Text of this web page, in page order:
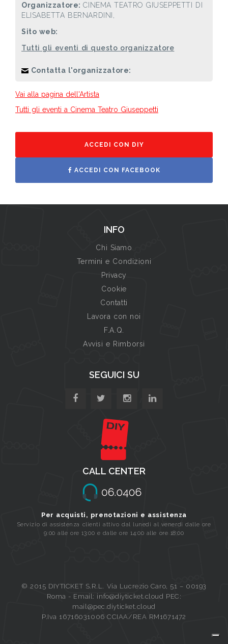
Organizzatore:CINEMA TEATRO GIUSEPPETTI DI
ELISABETTA BERNARDINI,
Sito web:
Tutti gli eventi di questo organizzatore
Contatta l'organizzatore:
Vai alla pagina dell'Artista
Tutti gli eventi a Cinema Teatro Giuseppetti
ACCEDI CON DIY
ACCEDI CON FACEBOOK
INFO
Chi Siamo
Termini e Condizioni
Privacy
Cookie
Contatti
Lavora con noi
F.A.Q.
Avvisi e Rimborsi
SEGUICI SU
CALL CENTER
Per acquisti, prenotazioni e assistenza
Servizio di assistenza clienti attivo dal lunedi al venerdi dalle ore
9:00 alle ore 13:00 e dalle ore 14:00 alle ore 18:00
© 2015 DIYTICKET S.R.L. Via Lucrezio Caro, 51 – 00193
Roma - Email: info@diyticket.cloud PEC:
mail@pec.diyticket.cloud
P.Iva 16716031006 CCIAA/REA RM1671472